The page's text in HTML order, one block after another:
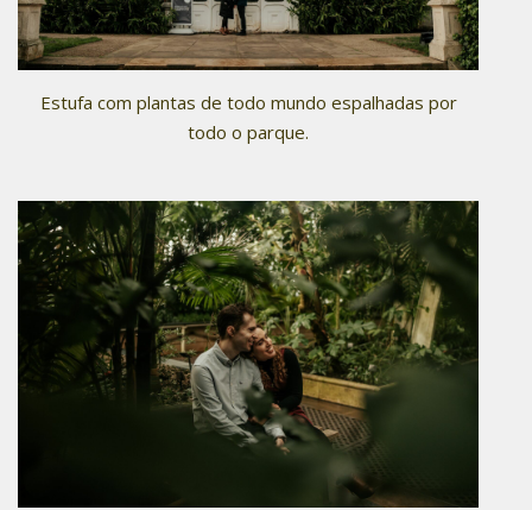
Estufa com plantas de todo mundo espalhadas por
todo o parque.